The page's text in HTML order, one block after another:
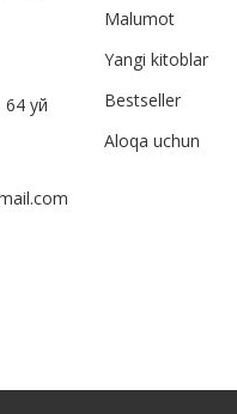
уй
Malumot
Yangi kitoblar
Bestseller
Aloqa uchun